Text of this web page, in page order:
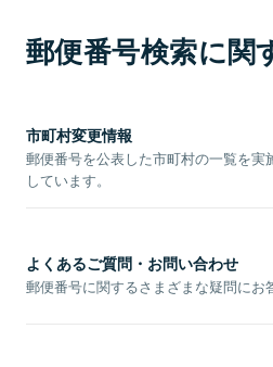
郵便番号検索に関
市町村変更情報
郵便番号を公表した市町村の一覧を実
しています。
よくあるご質問・お問い合わせ
郵便番号に関するさまざまな疑問にお